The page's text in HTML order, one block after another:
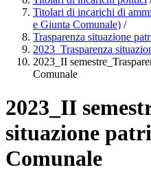
Titolari di incarichi di
e Giunta Comunale) /
Trasparenza situazione
2023_Trasparenza
2023_II
Comunale
2023_II
situazione
Comunale